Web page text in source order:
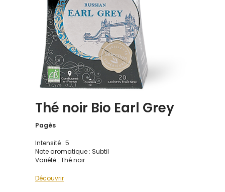
Thé noir Bio Earl Grey
Pagès
Intensité : 5
Note aromatique : Subtil
Variété : Thé noir
Découvrir